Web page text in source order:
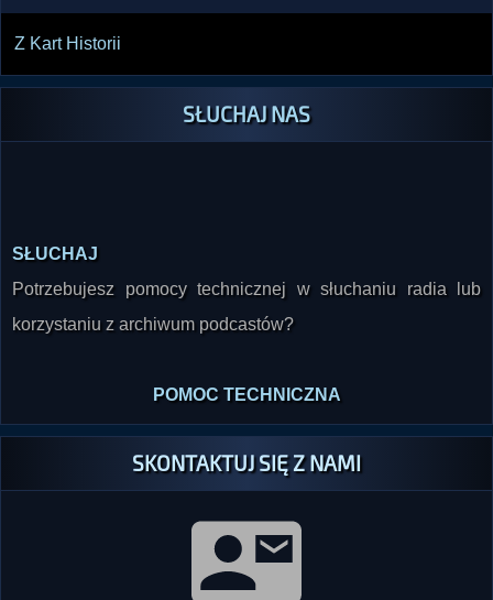
Z Kart Historii
SŁUCHAJ NAS
SŁUCHAJ
Potrzebujesz pomocy technicznej w słuchaniu radia lub
korzystaniu z archiwum podcastów?
POMOC TECHNICZNA
SKONTAKTUJ SIĘ Z NAMI